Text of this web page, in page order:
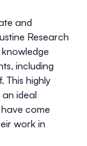
and
Research
including
This highly
ideal
come
work in